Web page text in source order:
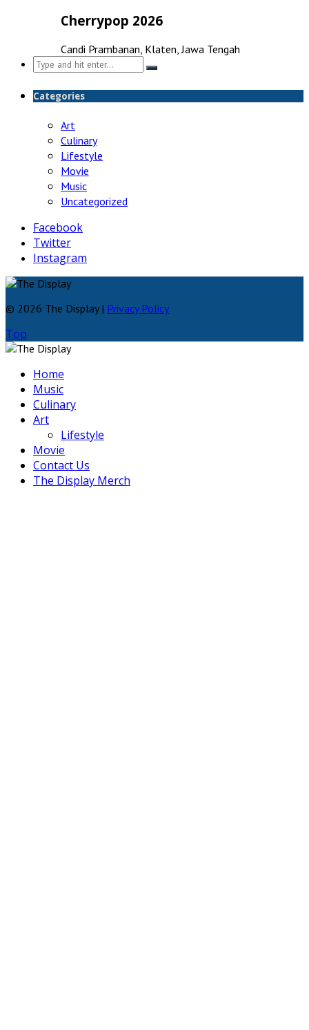
Cherrypop 2026
Candi Prambanan, Klaten, Jawa Tengah
Search
for:
Categories
Art
Culinary
Lifestyle
Movie
Music
Uncategorized
Facebook
Twitter
Instagram
© 2026 The Display | Privacy Policy
Top
Home
Music
Culinary
Art
Lifestyle
Movie
Contact Us
The Display Merch